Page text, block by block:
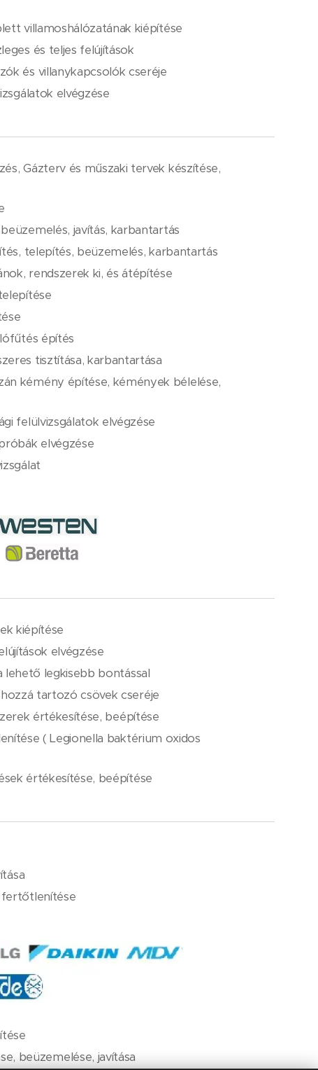
villamoshálózatának kiépítése
és teljes felújítások
és villanykapcsolók cseréje
elvégzése
Gázterv és műszaki tervek készítése,
javítás, karbantartás
telepítés, beüzemelés, karbantartás
rendszerek ki, és átépítése
építés
tisztítása, karbantartása
kémény építése, kémények bélelése,
felülvizsgálatok elvégzése
elvégzése
kiépítése
elvégzése
lehető legkisebb bontással
tartozó csövek cseréje
értékesítése, beépítése
( Legionella baktérium oxidos
értékesítése, beépítése
fertőtlenítése
beüzemelése, javítása